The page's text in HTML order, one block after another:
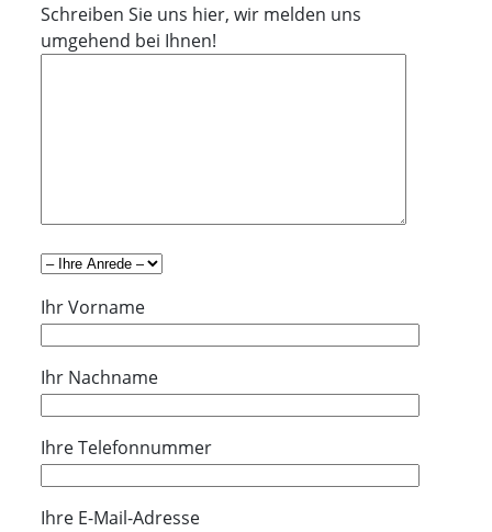
Schreiben Sie uns hier, wir melden uns
umgehend bei Ihnen!
Ihr Vorname
Ihr Nachname
Ihre Telefonnummer
Ihre E-Mail-Adresse